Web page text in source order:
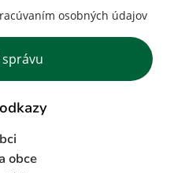
osobných údajov
obce